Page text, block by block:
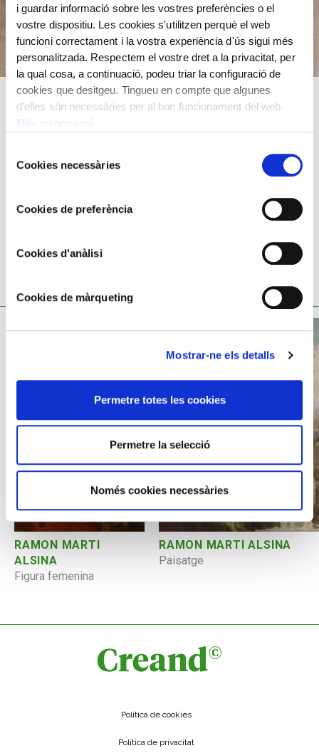
i guardar informació sobre les vostres preferències o el
vostre dispositiu. Les cookies s'utilitzen perquè el web
funcioni correctament i la vostra experiència d'ús sigui més
personalitzada. Respectem el vostre dret a la privacitat, per
la qual cosa, a continuació, podeu triar la configuració de
cookies que desitgeu. Tingueu en compte que algunes
d'elles són necessàries per al bon funcionament del web.
deCookies necessàries
Cookies de preferència
Cookies d'anàlisi
Cookies de màrqueting
Mostrar-ne els detalls
Permetre totes les cookies
Permetre la selecció
Només cookies necessàries
Francesc Miralles,1848 - 1901
TAMBÉ ET POT INTERESSAR
RAMON MARTI
ALSINA
Figura femenina
RAMON MARTI ALSINA
Paisatge
Política de cookies
Política de privacitat